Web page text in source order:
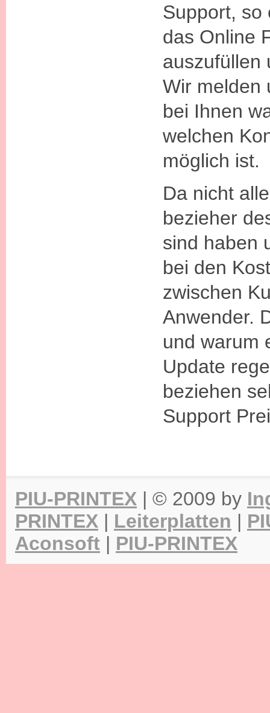
Support, so
das Online
auszufüllen
Wir melden
bei Ihnen
welchen
möglich ist.
Da nicht
bezieher
sind haben
bei den
zwischen
Anwender.
und warum
Update
beziehen
Support
PIU-PRINTEX | © 2009 by
PRINTEX | Leiterplatten |
Aconsoft | PIU-PRINTEX